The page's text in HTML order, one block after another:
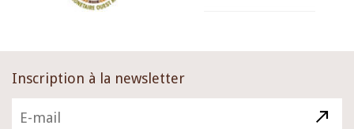
Inscription à la newsletter